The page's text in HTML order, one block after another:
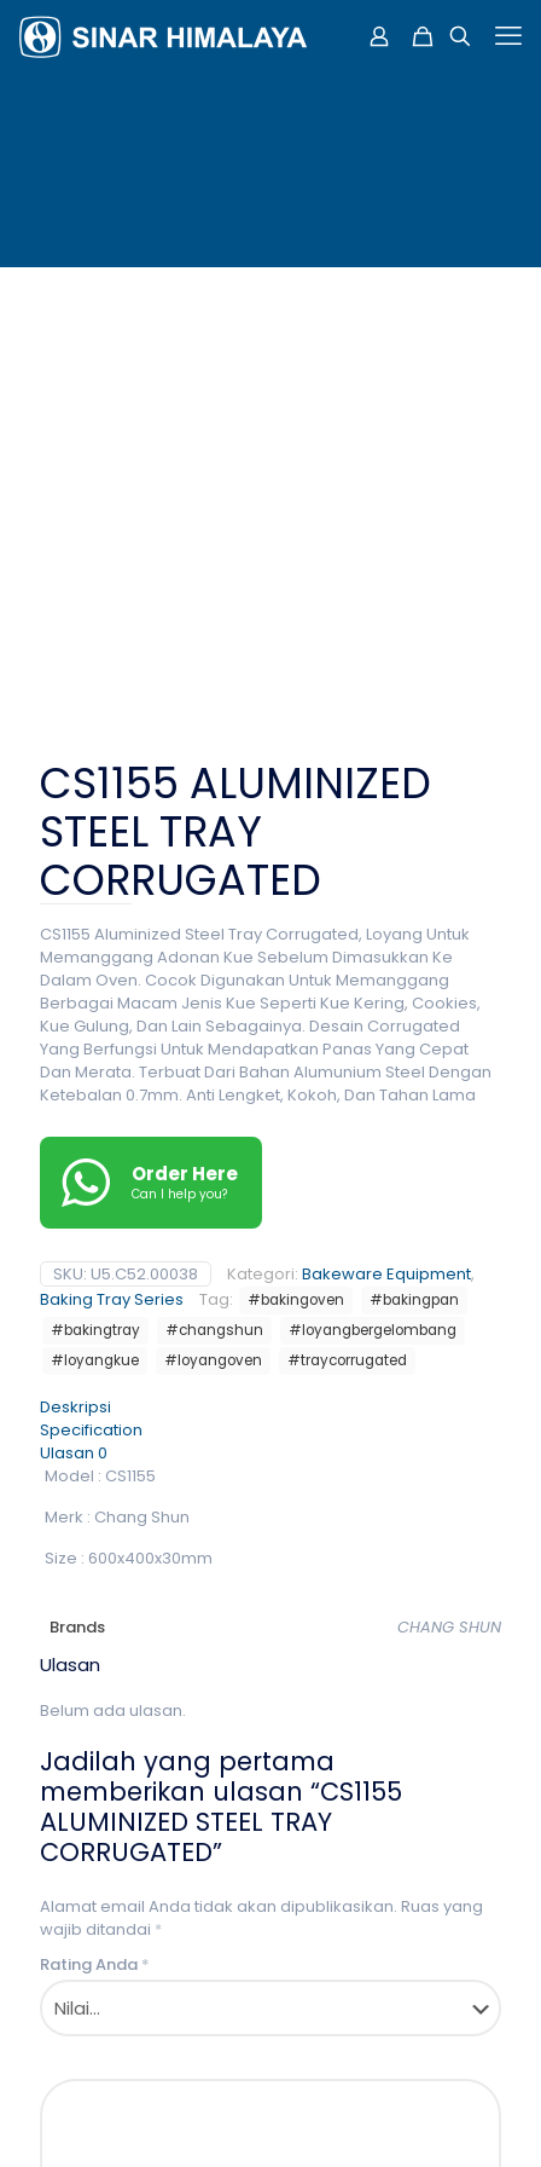
CS1155 ALUMINIZED
STEEL TRAY
CORRUGATED
CS1155 Aluminized Steel Tray Corrugated, Loyang Untuk
Memanggang Adonan Kue Sebelum Dimasukkan Ke
Dalam Oven. Cocok Digunakan Untuk Memanggang
Berbagai Macam Jenis Kue Seperti Kue Kering, Cookies,
Kue Gulung, Dan Lain Sebagainya. Desain Corrugated
Yang Berfungsi Untuk Mendapatkan Panas Yang Cepat
Dan Merata. Terbuat Dari Bahan Alumunium Steel Dengan
Ketebalan 0.7mm. Anti Lengket, Kokoh, Dan Tahan Lama
Order Here
Can I help you?
SKU: U5.C52.00038 Kategori: Bakeware Equipment,
Baking Tray Series
Tag: #bakingoven
#bakingpan
#bakingtray
#changshun
#loyangbergelombang
#loyangkue
#loyangoven #traycorrugated
Deskripsi
Specification
Ulasan 0
Model : CS1155
Merk : Chang Shun
Size : 600x400x30mm
Brands CHANG SHUN
Ulasan
Belum ada ulasan.
Jadilah yang pertama
memberikan ulasan “CS1155
ALUMINIZED STEEL TRAY
CORRUGATED”
Alamat email Anda tidak akan dipublikasikan. Ruas yang
wajib ditandai *
Rating Anda *